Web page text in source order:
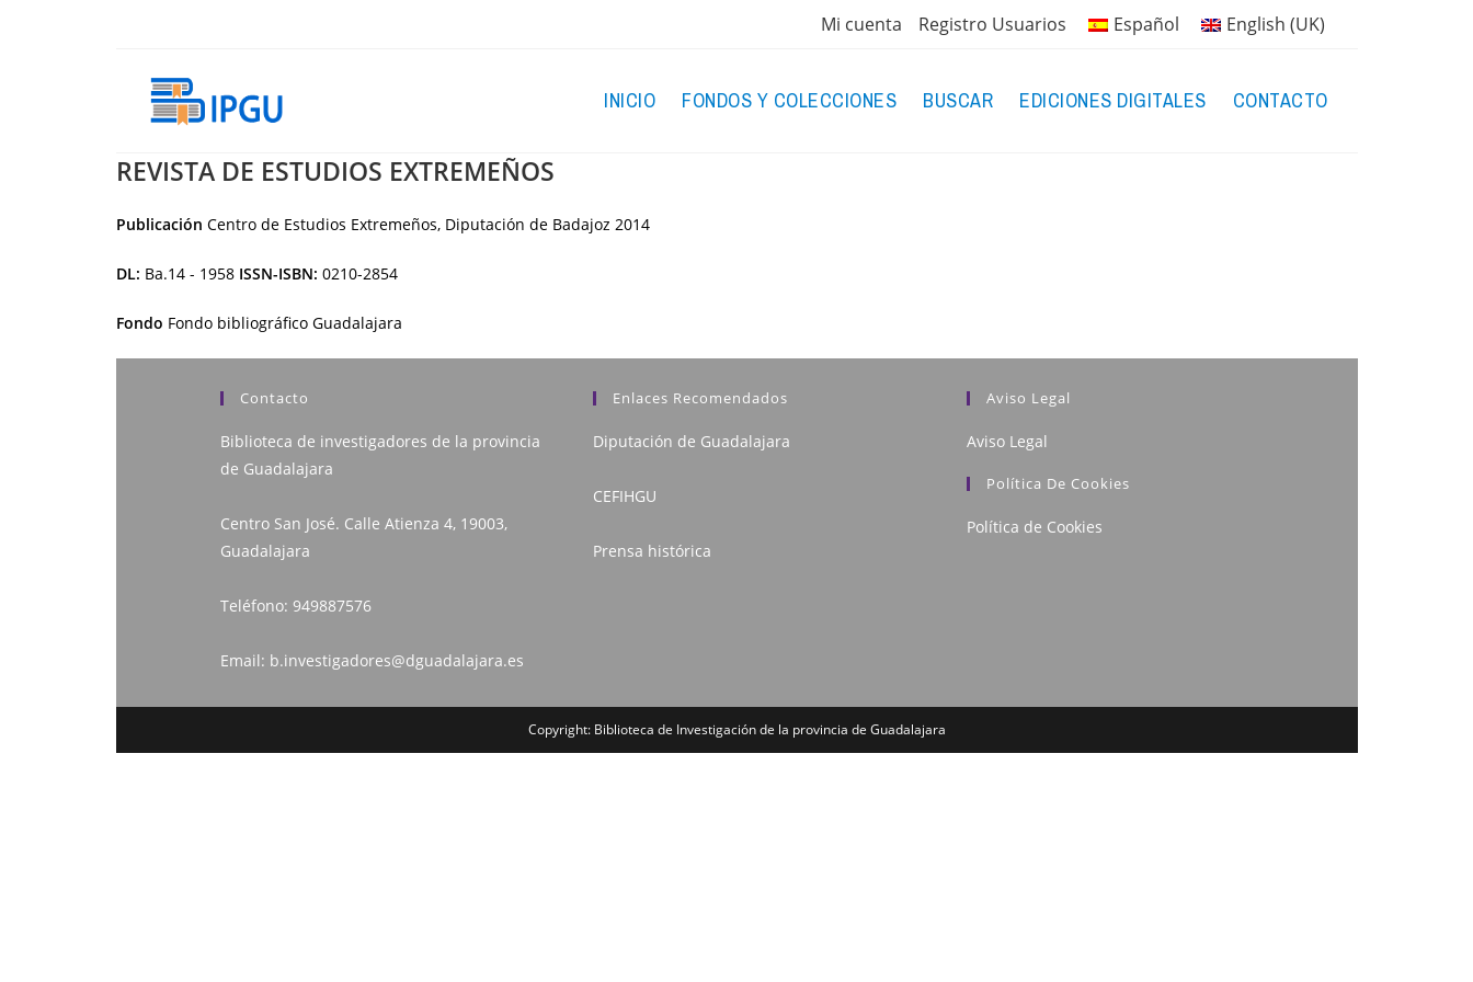
Mi cuenta Registro Usuarios Español English (UK)
INICIO FONDOS Y COLECCIONES BUSCAR EDICIONES DIGITALES CONTACTO
REVISTA DE ESTUDIOS EXTREMEÑOS
Publicación Centro de Estudios Extremeños, Diputación de Badajoz 2014
DL: Ba.14 - 1958 ISSN-ISBN: 0210-2854
Fondo Fondo bibliográfico Guadalajara
Contacto
Biblioteca de investigadores de la provincia
de Guadalajara
Centro San José. Calle Atienza 4, 19003,
Guadalajara
Teléfono: 949887576
Email: b.investigadores@dguadalajara.es
Enlaces Recomendados
Diputación de Guadalajara
CEFIHGU
Prensa histórica
Aviso Legal
Aviso Legal
Política De Cookies
Política de Cookies
Copyright: Biblioteca de Investigación de la provincia de Guadalajara